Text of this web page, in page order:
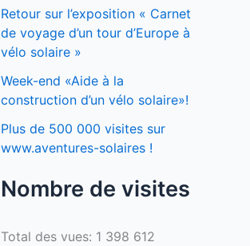
Retour sur l’exposition « Carnet
de voyage d’un tour d’Europe à
vélo solaire »
Week-end «Aide à la
construction d’un vélo solaire»!
Plus de 500 000 visites sur
www.aventures-solaires !
Nombre de visites
Total des vues: 1 398 612